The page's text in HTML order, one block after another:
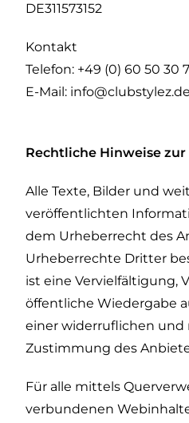
DE311573152
Kontakt
Telefon: +49 (0) 60 50 30
E-Mail: info@clubstylez.de
Rechtliche Hinweise zur
Alle Texte, Bilder und
veröffentlichten
dem Urheberrecht des
Urheberrechte Dritter
ist eine Vervielfältigung,
öffentliche Wiedergabe
einer widerruflichen
Zustimmung des
Für alle mittels
verbundenen